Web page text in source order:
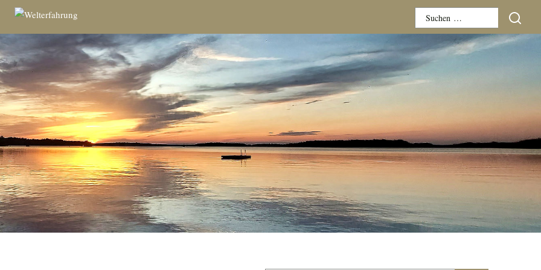
Suchen
nach: